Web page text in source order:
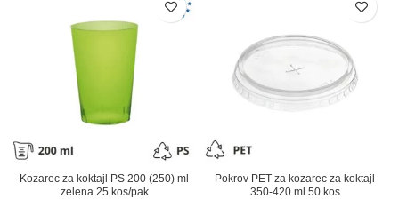
Kozarec za koktajl PS 200 (250) ml
zelena 25 kos/pak
Pokrov PET za kozarec za koktajl
350-420 ml 50 kos